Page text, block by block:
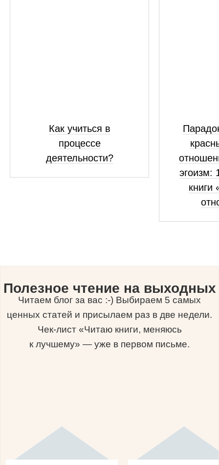
Как учиться в
процессе
деятельности?
эгоизм:
книги
Полезное чтение на выходных
Читаем блог за вас :-) Выбираем 5 самых
ценных статей и присылаем раз в две недели.
Чек-лист «Читаю книги, меняюсь
к лучшему» — уже в первом письме.